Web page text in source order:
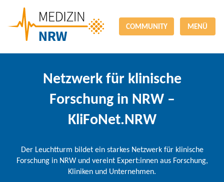
COMMUNITY MENÜ
Netzwerk für klinische
Forschung in NRW –
KliFoNet.NRW
Der Leuchtturm bildet ein starkes Netzwerk für klinische
Forschung in NRW und vereint Expert:innen aus Forschung,
Kliniken und Unternehmen.